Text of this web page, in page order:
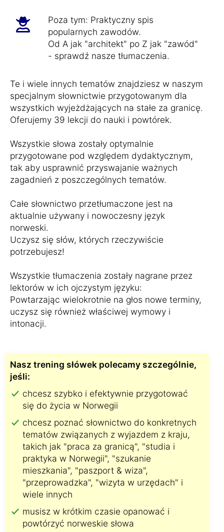
Poza tym: Praktyczny spis
popularnych zawodów.
Od A jak "architekt" po Z jak "zawód"
- sprawdź nasze tłumaczenia.
Te i wiele innych tematów znajdziesz w naszym
specjalnym słownictwie przygotowanym dla
wszystkich wyjeżdżających na stałe za granicę.
Oferujemy 39 lekcji do nauki i powtórek.
Wszystkie słowa zostały optymalnie
przygotowane pod względem dydaktycznym,
tak aby usprawnić przyswajanie ważnych
zagadnień z poszczególnych tematów.
Całe słownictwo przetłumaczone jest na
aktualnie używany i nowoczesny język
norweski.
Uczysz się słów, których rzeczywiście
potrzebujesz!
Wszystkie tłumaczenia zostały nagrane przez
lektorów w ich ojczystym języku:
Powtarzając wielokrotnie na głos nowe terminy,
uczysz się również właściwej wymowy i
intonacji.
Nasz trening słówek polecamy szczególnie,
jeśli:
chcesz szybko i efektywnie przygotować
się do życia w Norwegii
chcesz poznać słownictwo do konkretnych
tematów związanych z wyjazdem z kraju,
takich jak "praca za granicą", "studia i
praktyka w Norwegii", "szukanie
mieszkania", "paszport & wiza",
"przeprowadzka", "wizyta w urzędach" i
wiele innych
musisz w krótkim czasie opanować i
powtórzyć norweskie słowa